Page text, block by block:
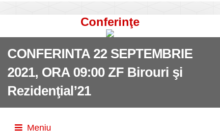
Conferinţe
CONFERINTA 22 SEPTEMBRIE
2021, ORA 09:00 ZF Birouri şi
Rezidenţial’21
Meniu